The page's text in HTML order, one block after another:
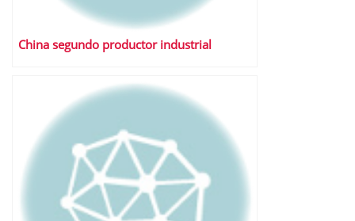
China segundo productor industrial